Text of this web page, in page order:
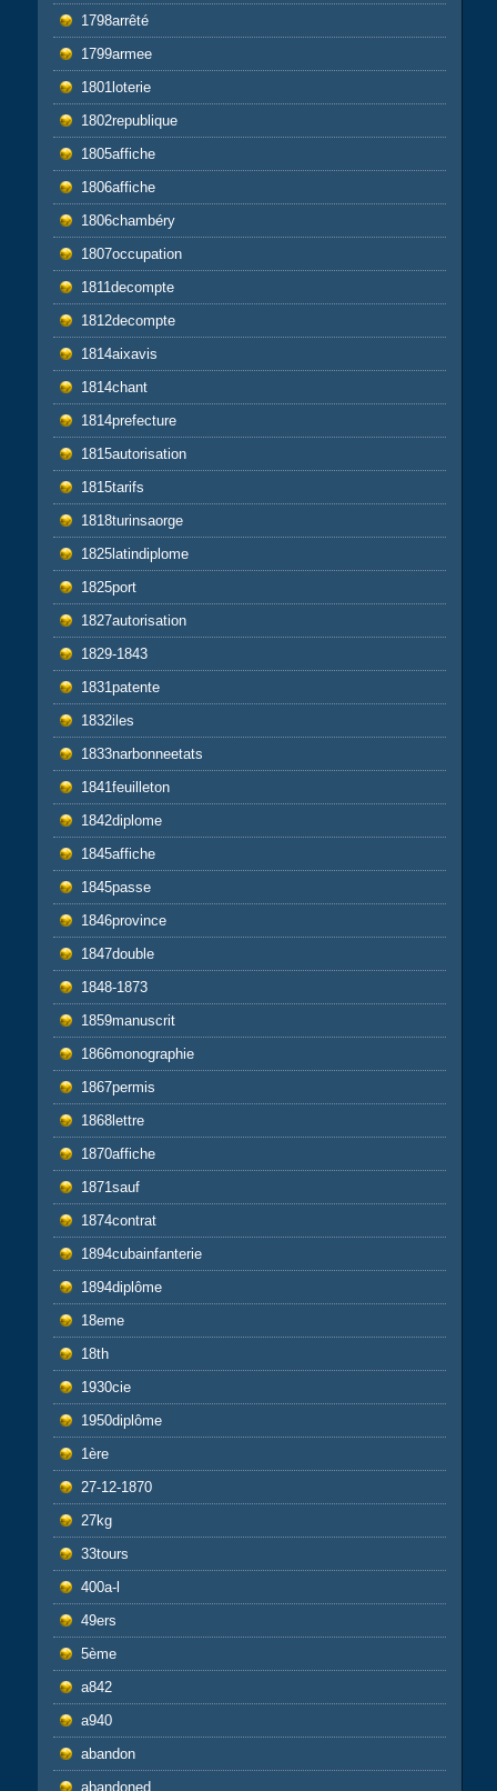
1798arrêté
1799armee
1801loterie
1802republique
1805affiche
1806affiche
1806chambéry
1807occupation
1811decompte
1812decompte
1814aixavis
1814chant
1814prefecture
1815autorisation
1815tarifs
1818turinsaorge
1825latindiplome
1825port
1827autorisation
1829-1843
1831patente
1832iles
1833narbonneetats
1841feuilleton
1842diplome
1845affiche
1845passe
1846province
1847double
1848-1873
1859manuscrit
1866monographie
1867permis
1868lettre
1870affiche
1871sauf
1874contrat
1894cubainfanterie
1894diplôme
18eme
18th
1930cie
1950diplôme
1ère
27-12-1870
27kg
33tours
400a-l
49ers
5ème
a842
a940
abandon
abandoned